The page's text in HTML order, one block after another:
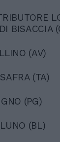
BISACCIA
(AV)
(TA)
(PG)
(BL)